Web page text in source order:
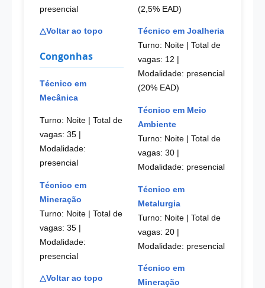
presencial
△Voltar ao topo
Congonhas
Técnico em
Mecânica
Turno: Noite | Total de
vagas: 35
Modalidade:
presencial
Técnico em
Mineração
Turno: Noite | Total de
vagas: 35
Modalidade:
presencial
△Voltar ao topo
(2,5% EAD)
Técnico em Joalheria
Turno: Noite | Total de
vagas: 12
Modalidade: presencial
(20% EAD)
Técnico em Meio
Ambiente
Turno: Noite | Total de
vagas: 30
Modalidade: presencial
Técnico em
Metalurgia
Turno: Noite | Total de
vagas: 20
Modalidade: presencial
Técnico em
Mineração